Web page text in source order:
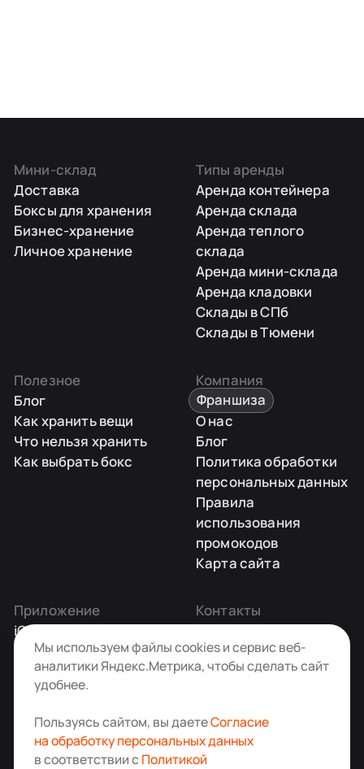
Мини-склад
Доставка
Боксы для хранения
Бизнес-хранение
Личное хранение
Типы аренды
Аренда контейнера
Аренда склада
Аренда теплого
склада
Аренда мини-склада
Аренда кладовки
Склады в СПб
Склады в Тюмени
Полезное
Блог
Как хранить вещи
Что нельзя хранить
Как выбрать бокс
Компания
Франшиза
О нас
Блог
Политика обработки
персональных данных
Правила
использования
промокодов
Карта сайта
Приложение
iOS
Android
Контакты
Заказать звонок
+7 495 181-55-45
info@kladovkin.ru
Мы используем файлы cookies и сервис веб-
аналитики Яндекс.Метрика, чтобы сделать сайт
удобнее.
Пользуясь сайтом, вы даетеСогласие
на обработку персональных данных
в соответствии с Политикой